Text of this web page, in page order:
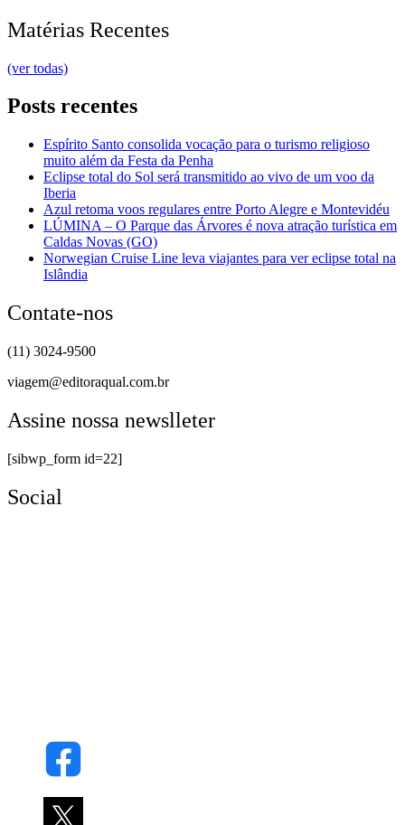
Matérias Recentes
(ver todas)
Posts recentes
Espírito Santo consolida vocação para o turismo religioso
muito além da Festa da Penha
Eclipse total do Sol será transmitido ao vivo de um voo da
Iberia
Azul retoma voos regulares entre Porto Alegre e Montevidéu
LÚMINA – O Parque das Árvores é nova atração turística em
Caldas Novas (GO)
Norwegian Cruise Line leva viajantes para ver eclipse total na
Islândia
Contate-nos
(11) 3024-9500
viagem@editoraqual.com.br
Assine nossa newslleter
[sibwp_form id=22]
Social